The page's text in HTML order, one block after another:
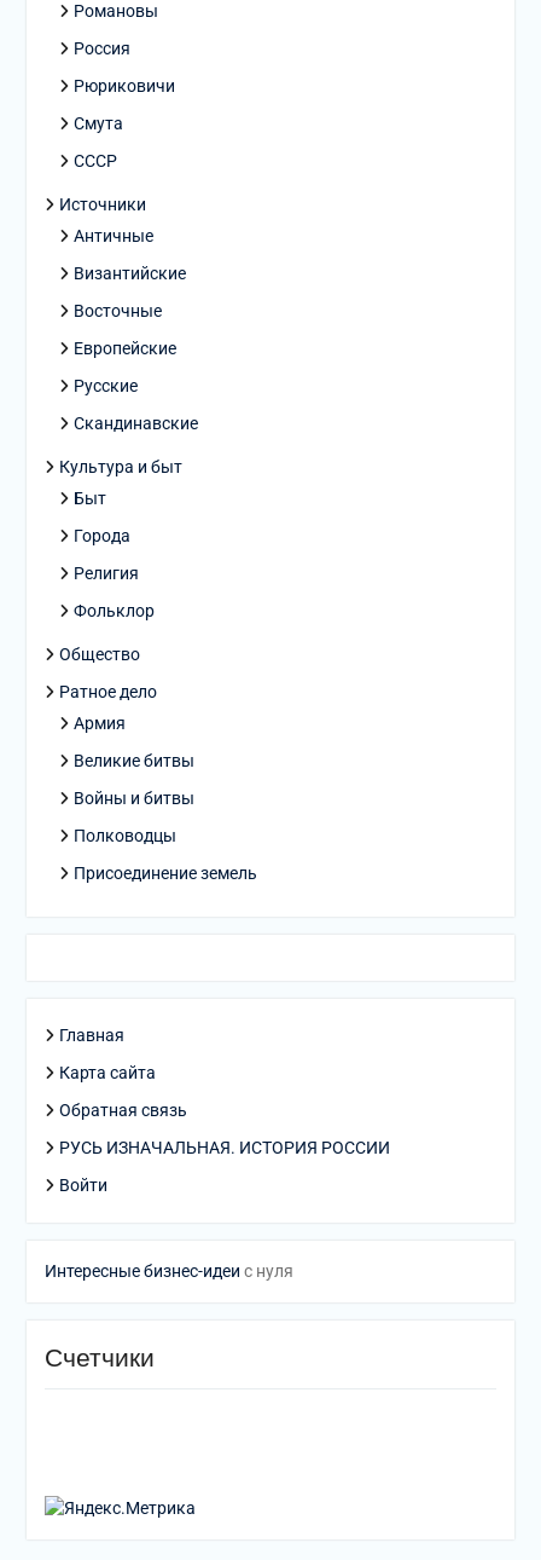
Романовы
Россия
Рюриковичи
Смута
СССР
Источники
Античные
Византийские
Восточные
Европейские
Русские
Скандинавские
Культура и быт
Быт
Города
Религия
Фольклор
Общество
Ратное дело
Армия
Великие битвы
Войны и битвы
Полководцы
Присоединение земель
Главная
Карта сайта
Обратная связь
РУСЬ ИЗНАЧАЛЬНАЯ. ИСТОРИЯ РОССИИ
Войти
Интересные бизнес-идеи с нуля
Счетчики